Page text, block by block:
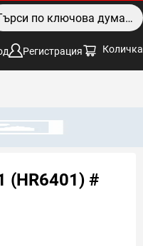
Регистрация Количка
(HR6401) #